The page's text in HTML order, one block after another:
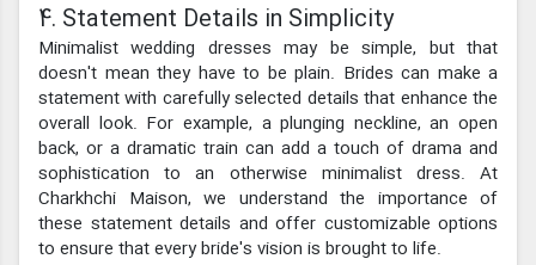
4. Statement Details in Simplicity
Minimalist wedding dresses may be simple, but that
doesn't mean they have to be plain. Brides can make a
statement with carefully selected details that enhance the
overall look. For example, a plunging neckline, an open
back, or a dramatic train can add a touch of drama and
sophistication to an otherwise minimalist dress. At
Charkhchi Maison, we understand the importance of
these statement details and offer customizable options
to ensure that every bride's vision is brought to life.